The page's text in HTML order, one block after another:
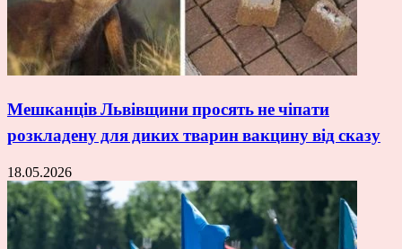
Мешканців Львівщини просять не чіпати
розкладену для диких тварин вакцину від сказу
18.05.2026